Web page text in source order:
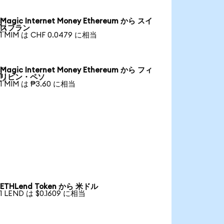
Magic Internet Money Ethereum から スイ
スフラン
1 MIM は CHF 0.0479 に相当
Magic Internet Money Ethereum から フィ
リピン・ペソ
1 MIM は ₱3.60 に相当
ETHLend Token から 米ドル
1 LEND は $0.1609 に相当